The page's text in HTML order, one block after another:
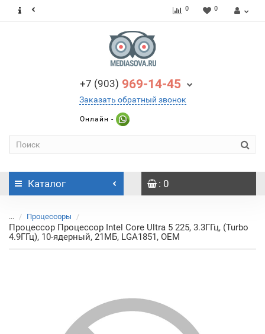
0 0
+7 (903) 969-14-45
Заказать обратный звонок
Онлайн -
Каталог : 0
... Процессоры
Процессор Процессор Intel Core Ultra 5 225, 3.3ГГц, (Turbo
4.9ГГц), 10-ядерный, 21МБ, LGA1851, OEM